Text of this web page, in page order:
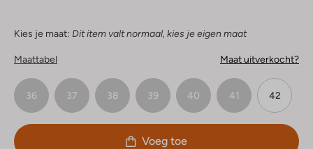
Kies je maat: Dit item valt normaal, kies je eigen maat
Maattabel Maat uitverkocht?
36 37 38 39 40 41 42
Voeg toe